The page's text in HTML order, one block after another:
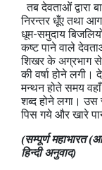
तब देवताओं द्वारा
निरन्तर धूँए तथा
धूम-समुदाय
कष्ट पाने वाले
शिखर के अग्रभाग
की वर्षा होने
मन्थन होते समय
शब्द होने लगा। उस
पिस गये और खारे
(सम्पूर्ण महाभारत
हिन्दी अनुवाद)